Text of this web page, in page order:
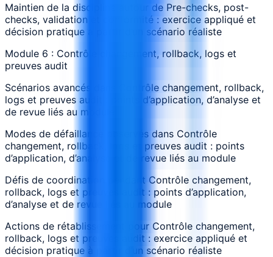
Maintien de la discipline autour de Pre-checks, post-
checks, validation et conformité : exercice appliqué et
décision pratique à partir d’un scénario réaliste
Module 6 : Contrôle changement, rollback, logs et
preuves audit
Scénarios avancés dans Contrôle changement, rollback,
logs et preuves audit : points d’application, d’analyse et
de revue liés au module
Modes de défaillance observés dans Contrôle
changement, rollback, logs et preuves audit : points
d’application, d’analyse et de revue liés au module
Défis de coordination pendant Contrôle changement,
rollback, logs et preuves audit : points d’application,
d’analyse et de revue liés au module
Actions de rétablissement pour Contrôle changement,
rollback, logs et preuves audit : exercice appliqué et
décision pratique à partir d’un scénario réaliste